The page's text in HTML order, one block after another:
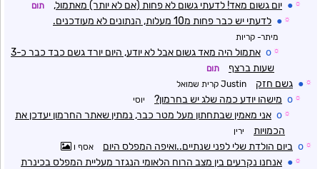
☼
● יום גשום מאד! לדעתי גשום לא פחות (אם לא יותר) מאתמול, תום
☼
● לדעתי יש כבר פחות מ10 מעלות, הנתונים לא מעודכנים.
מיתר- קריות
☼
o
אתמול היה מאד גשום אבל לא יודע, היום יורד גשם כבד כבר כ-3
שעות ברצף
תום
☼
● גשם חזק Justin קרית שמואל
☼
o מישהו יודע כמה שלג יש בחרמון? יוסי
☼
o אני מאמין שבתחתון מעל מטר כבר, נמתין שאתר החרמון יעדכן את
הכמויות
ירין
☼
o ביום הולדת שלי לפני שנתיים..ואיפה המפלס היום אסף ו
☼
● אנחנו נקרעים בין מצב הרוח הלאומי הנגזר מעליית המפלס בכינרת